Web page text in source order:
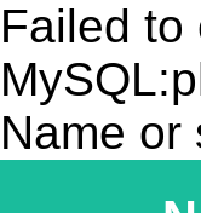
Failed to
Name or